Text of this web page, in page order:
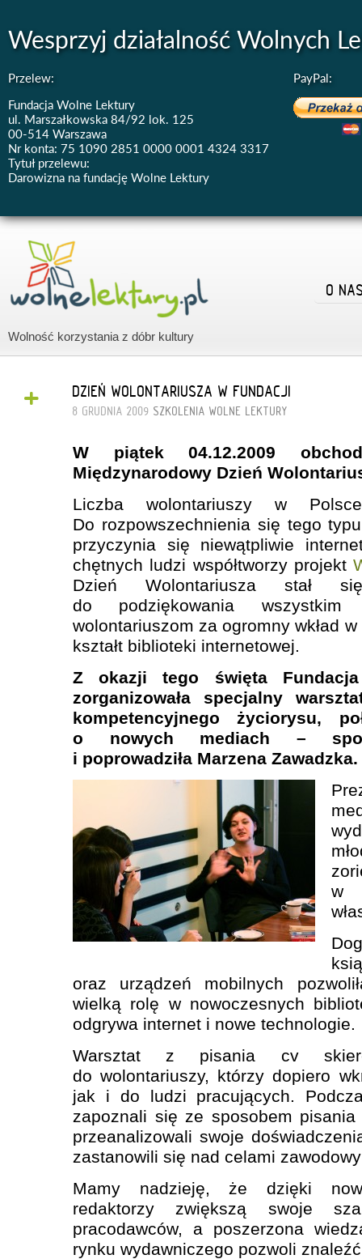
Wesprzyj działalność Wolnych
Przelew:
Fundacja Wolne Lektury
ul. Marszałkowska 84/92 lok. 125
00-514 Warszawa
Nr konta: 75 1090 2851 0000 0001 4324 3317
Tytuł przelewu:
Darowizna na fundację Wolne Lektury
PayPal:
Wolność korzystania z dóbr kultury
O
+ DZIEŃ WOLONTARIUSZA W FUNDACJI
8 GRUDNIA 2009 SZKOLENIA WOLNE LEKTURY
W piątek 04.12.2009
Międzynarodowy Dzień
Liczba wolontariuszy w
Do rozpowszechnienia się tego
przyczynia się niewątpliwie
chętnych ludzi współtworzy projekt
Dzień Wolontariusza stał
do podziękowania wszystkim
wolontariuszom za ogromny wkład
kształt biblioteki internetowej.
Z okazji tego święta Fundacja
zorganizowała specjalny
kompetencyjnego życiorysu,
o nowych mediach –
i poprowadziła Marzena Zawadzka.
w
oraz urządzeń mobilnych
wielką rolę w nowoczesnych
odgrywa internet i nowe technologie.
Warsztat z pisania cv
do wolontariuszy, którzy dopiero
jak i do ludzi pracujących.
zapoznali się ze sposobem
przeanalizowali swoje
zastanowili się nad celami
Mamy nadzieję, że dzięki
redaktorzy zwiększą swoje
pracodawców, a poszerzona
rynku wydawniczego pozwoli